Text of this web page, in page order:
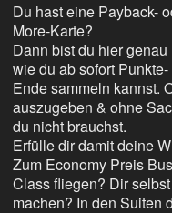
Du hast eine Payback-
More-Karte?
Dann bist du hier
wie du ab sofort
Ende sammeln kannst.
auszugeben & ohne
du nicht brauchst.
Erfülle dir damit deine
Zum Economy Preis
Class fliegen? Dir
machen? In den Suiten